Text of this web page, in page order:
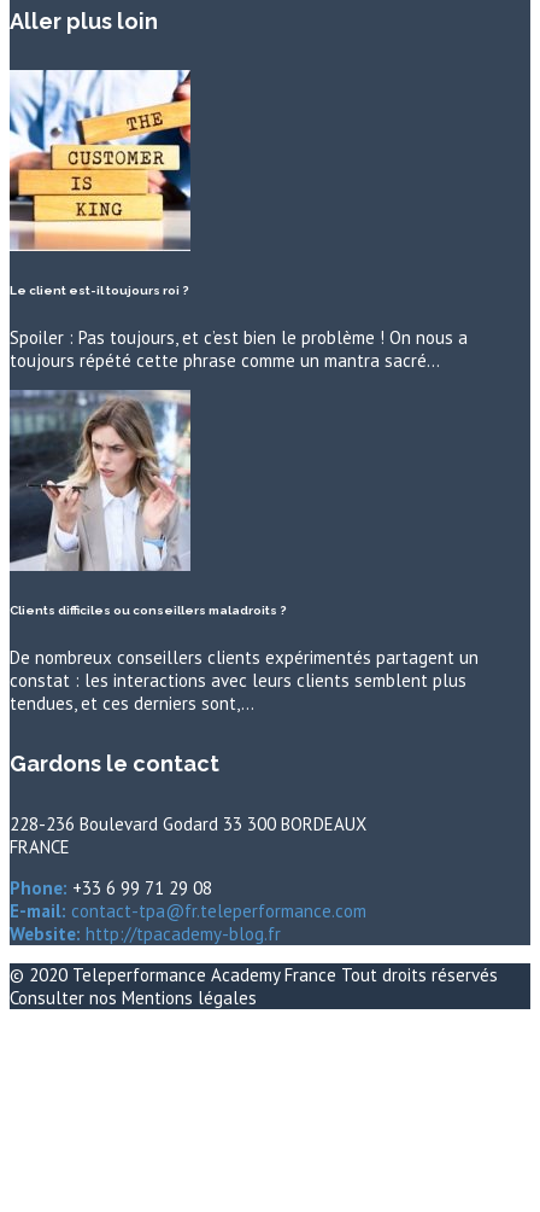
Aller plus loin
Le client est-il toujours roi ?
Spoiler : Pas toujours, et c’est bien le problème ! On nous a
toujours répété cette phrase comme un mantra sacré…
Clients difficiles ou conseillers maladroits ?
De nombreux conseillers clients expérimentés partagent un
constat : les interactions avec leurs clients semblent plus
tendues, et ces derniers sont,…
Gardons le contact
228-236 Boulevard Godard 33 300 BORDEAUX
FRANCE
Phone: +33 6 99 71 29 08
E-mail: contact-tpa@fr.teleperformance.com
Website: http://tpacademy-blog.fr
© 2020 Teleperformance Academy France Tout droits réservés
Consulter nos Mentions légales